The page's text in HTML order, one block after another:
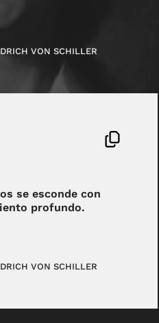
VON SCHILLER
se esconde con
profundo.
VON SCHILLER